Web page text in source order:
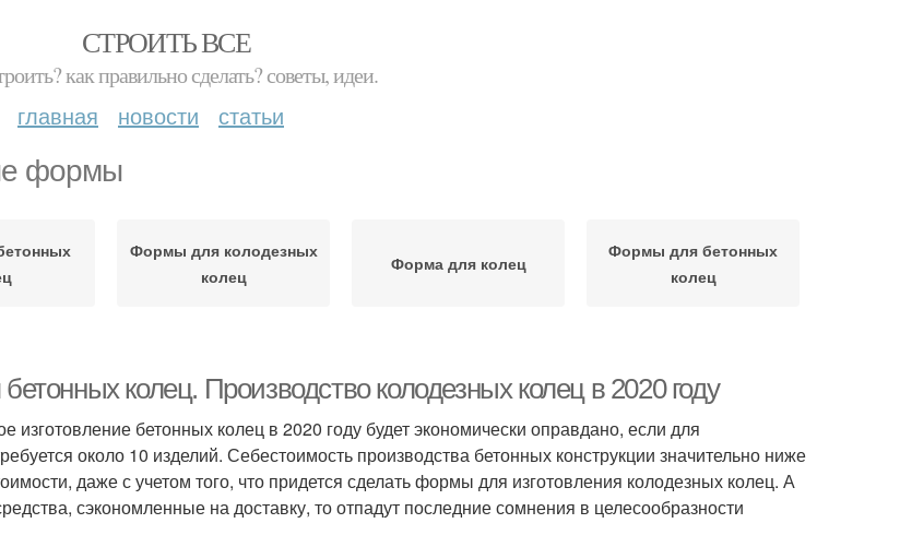
СТРОИТЬ ВСЕ
как правильно сделать? советы, идеи.
главная новости статьи
формы
Формы для колодезных
колец
Форма для колец
Формы для бетонных
колец
колец. Производство колодезных колец в 2020 году
изготовление бетонных колец в 2020 году будет экономически оправдано, если для
около 10 изделий. Себестоимость производства бетонных конструкции значительно ниже
даже с учетом того, что придется сделать формы для изготовления колодезных колец. А
сэкономленные на доставку, то отпадут последние сомнения в целесообразности